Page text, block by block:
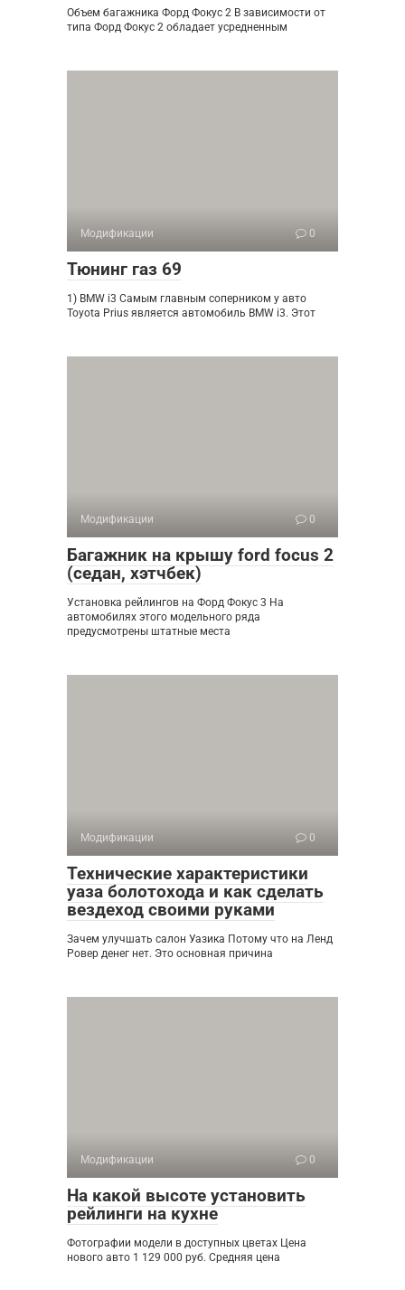
Объем багажника Форд Фокус 2 В зависимости от
типа Форд Фокус 2 обладает усредненным
Модификации 0
Тюнинг газ 69
1) BMW i3 Самым главным соперником у авто
Toyota Prius является автомобиль BMW i3. Этот
Модификации 0
Багажник на крышу ford focus 2
(седан, хэтчбек)
Установка рейлингов на Форд Фокус 3 На
автомобилях этого модельного ряда
предусмотрены штатные места
Модификации 0
Технические характеристики
уаза болотохода и как сделать
вездеход своими руками
Зачем улучшать салон Уазика Потому что на Ленд
Ровер денег нет. Это основная причина
Модификации 0
На какой высоте установить
рейлинги на кухне
Фотографии модели в доступных цветах Цена
нового авто 1 129 000 руб. Средняя цена